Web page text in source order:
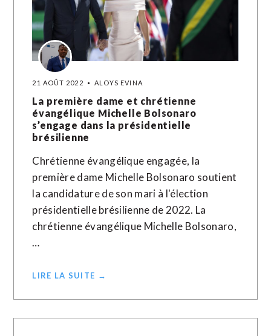
21 AOÛT 2022 ALOYS EVINA
La première dame et chrétienne
évangélique Michelle Bolsonaro
s’engage dans la présidentielle
brésilienne
Chrétienne évangélique engagée, la
première dame Michelle Bolsonaro soutient
la candidature de son mari à l'élection
présidentielle brésilienne de 2022. La
chrétienne évangélique Michelle Bolsonaro,
…
LIRE LA SUITE →